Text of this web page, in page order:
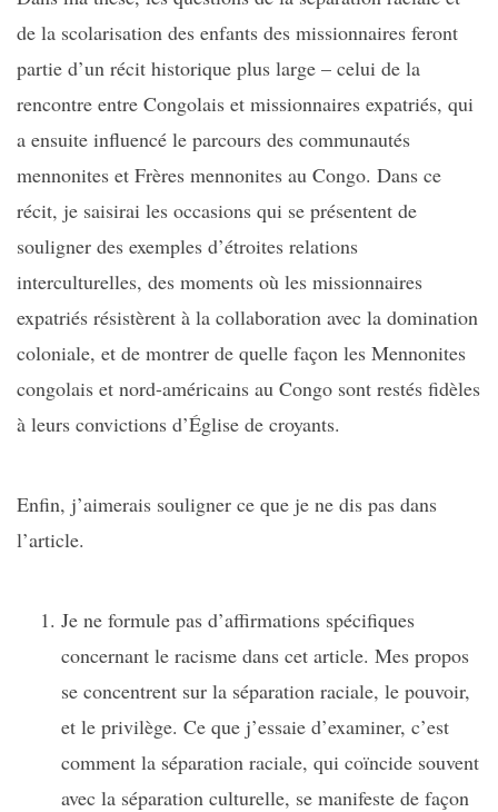
de la scolarisation des enfants des missionnaires feront
partie d’un récit historique plus large – celui de la
rencontre entre Congolais et missionnaires expatriés, qui
a ensuite influencé le parcours des communautés
mennonites et Frères mennonites au Congo. Dans ce
récit, je saisirai les occasions qui se présentent de
souligner des exemples d’étroites relations
interculturelles, des moments où les missionnaires
expatriés résistèrent à la collaboration avec la domination
coloniale, et de montrer de quelle façon les Mennonites
congolais et nord-américains au Congo sont restés fidèles
à leurs convictions d’Église de croyants.
Enfin, j’aimerais souligner ce que je ne dis pas dans
l’article.
Je ne formule pas d’affirmations spécifiques
concernant le racisme dans cet article. Mes propos
se concentrent sur la séparation raciale, le pouvoir,
et le privilège. Ce que j’essaie d’examiner, c’est
comment la séparation raciale, qui coïncide souvent
avec la séparation culturelle, se manifeste de façon